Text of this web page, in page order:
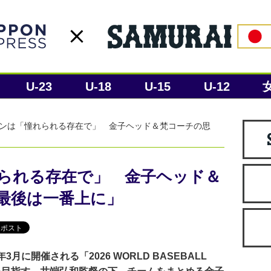
U-23 U-18 U-15 U-12
は「憧れられる存在で」 金子ヘッド＆梵コーチの思
れる存在で」 金子ヘッド＆
は一番上に」
3月に開催される「2026 WORLD BASEBALL